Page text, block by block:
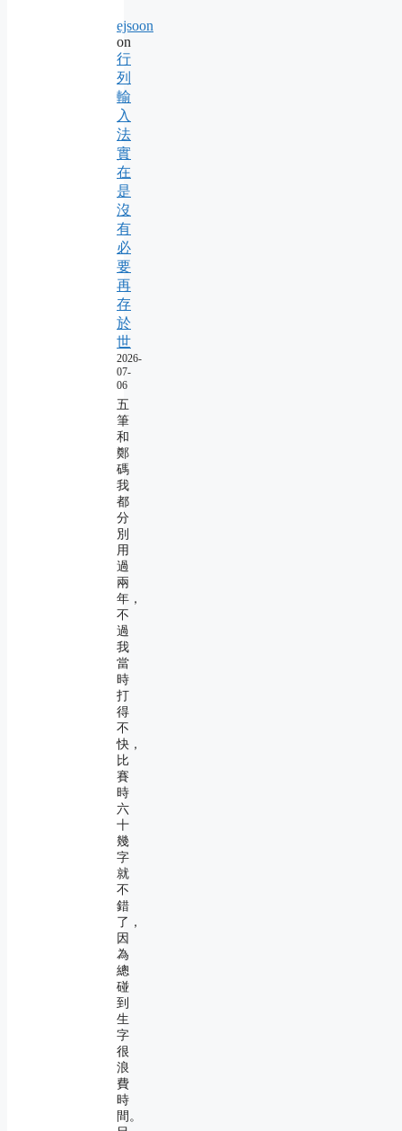
ejsoon
on
行
列
輸
入
法
實
在
是
沒
有
必
要
再
存
於
世
2026-
07-
06
五
筆
和
鄭
碼
我
都
分
別
用
過
兩
年，
不
過
我
當
時
打
得
不
快，
比
賽
時
六
十
幾
字
就
不
錯
了，
因
為
總
碰
到
生
字
很
浪
費
時
間。